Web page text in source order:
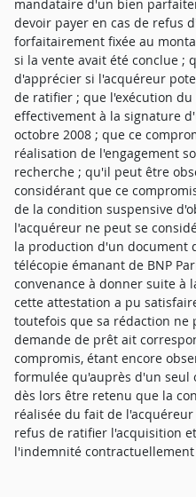
mandataire d'un bien
devoir payer en cas de refus
forfaitairement fixée au
si la vente avait été conclue ;
d'apprécier si l'acquéreur
de ratifier ; que l'exécution
effectivement à la signature
octobre 2008 ; que ce
réalisation de l'engagement
recherche ; qu'il peut être
considérant que ce
de la condition suspensive
l'acquéreur ne peut se
la production d'un document
télécopie émanant de BNP
convenance à donner suite à
cette attestation a pu
toutefois que sa rédaction ne
demande de prêt ait
compromis, étant encore
formulée qu'auprès d'un
dès lors être retenu que la
réalisée du fait de
refus de ratifier l'acquisition
l'indemnité